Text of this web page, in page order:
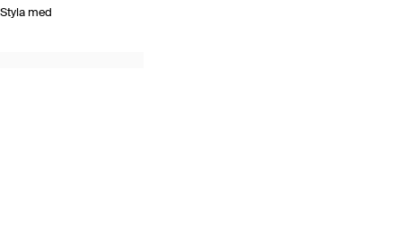
Styla med